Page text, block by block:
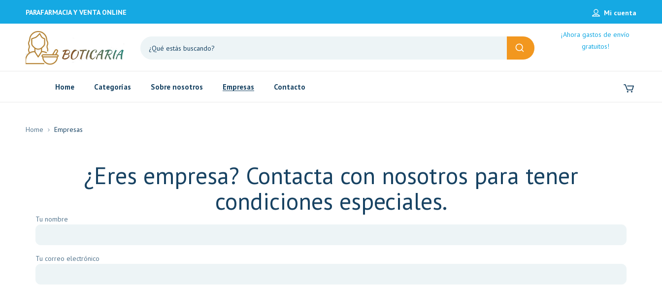
Mi cuenta
PARAFARMACIA Y VENTA ONLINE
¡Ahora gastos de envío
gratuitos!
Home Categorías Sobre nosotros Empresas Contacto
Home Empresas
¿Eres empresa? Contacta con nosotros para tener
condiciones especiales.
Tu nombre
Tu correo electrónico